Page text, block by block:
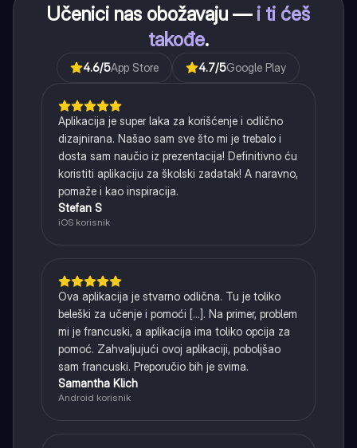
Učenici nas obožavaju — i ti ćeš
takođe.
4.6/5App Store 4.7/5Google Play
Aplikacija je super laka za korišćenje i odlično
dizajnirana. Našao sam sve što mi je trebalo i
dosta sam naučio iz prezentacija! Definitivno ću
koristiti aplikaciju za školski zadatak! A naravno,
pomaže i kao inspiracija.
Stefan S
iOS korisnik
Ova aplikacija je stvarno odlična. Tu je toliko
beleški za učenje i pomoći [...]. Na primer, problem
mi je francuski, a aplikacija ima toliko opcija za
pomoć. Zahvaljujući ovoj aplikaciji, poboljšao
sam francuski. Preporučio bih je svima.
Samantha Klich
Android korisnik